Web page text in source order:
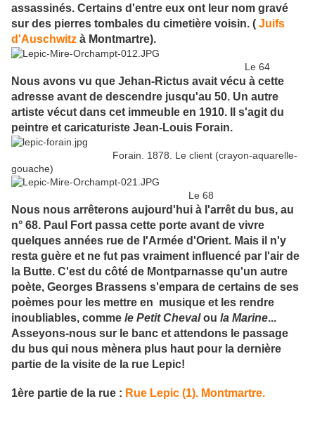
assassinés. Certains d'entre eux ont leur nom gravé
sur des pierres tombales du cimetière voisin. ( Juifs
d'Auschwitz à Montmartre).
Le 64
Nous avons vu que Jehan-Rictus avait vécu à cette
adresse avant de descendre jusqu'au 50. Un autre
artiste vécut dans cet immeuble en 1910. Il s'agit du
peintre et caricaturiste Jean-Louis Forain.
Forain. 1878. Le client (crayon-aquarelle-
gouache)
Le 68
Nous nous arrêterons aujourd'hui à l'arrêt du bus, au
n° 68. Paul Fort passa cette porte avant de vivre
quelques années rue de l'Armée d'Orient. Mais il n'y
resta guère et ne fut pas vraiment influencé par l'air de
la Butte. C'est du côté de Montparnasse qu'un autre
poète, Georges Brassens s'empara de certains de ses
poèmes pour les mettre en musique et les rendre
inoubliables, comme le Petit Chevalou la Marine...
Asseyons-nous sur le banc et attendons le passage
du bus qui nous mènera plus haut pour la dernière
partie de la visite de la rue Lepic!
1ère partie de la rue : Rue Lepic (1). Montmartre.